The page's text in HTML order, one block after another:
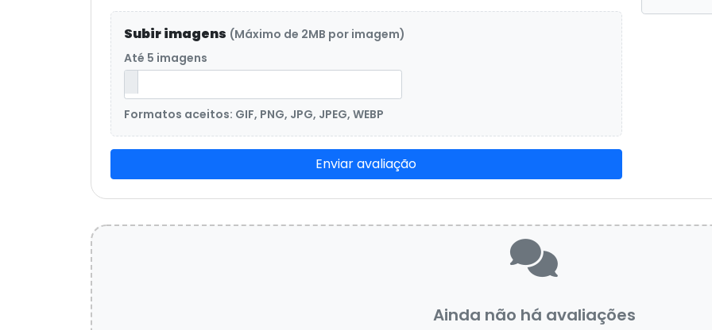
Subir imagens (Máximo de 2MB por imagem)
Até 5 imagens
Formatos aceitos: GIF, PNG, JPG, JPEG, WEBP
Enviar avaliação
Ainda não há avaliações